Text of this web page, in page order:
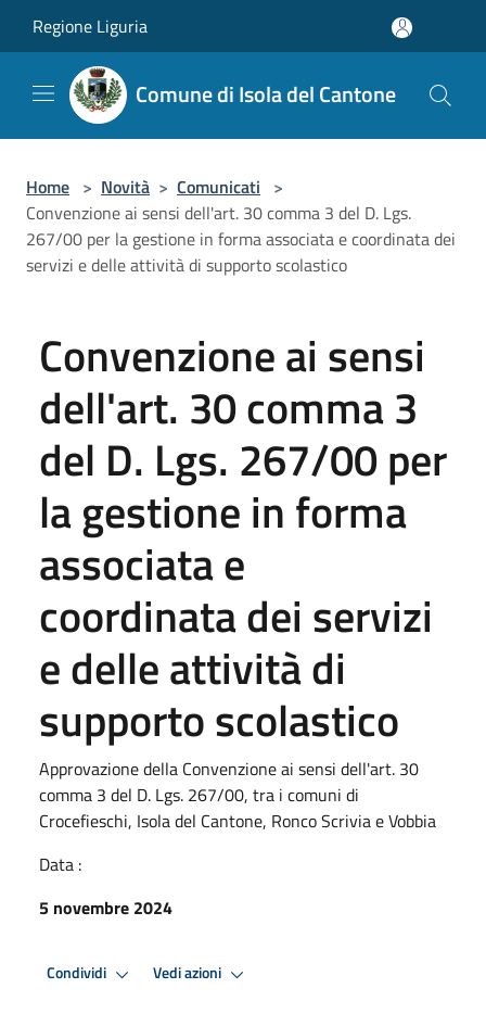
Regione Liguria
Comune di Isola del Cantone
Home > Novità > Comunicati >
Convenzione ai sensi dell'art. 30 comma 3 del D. Lgs.
267/00 per la gestione in forma associata e coordinata dei
servizi e delle attività di supporto scolastico
Convenzione ai sensi
dell'art. 30 comma 3
del D. Lgs. 267/00 per
la gestione in forma
associata e
coordinata dei servizi
e delle attività di
supporto scolastico
Approvazione della Convenzione ai sensi dell'art. 30
comma 3 del D. Lgs. 267/00, tra i comuni di
Crocefieschi, Isola del Cantone, Ronco Scrivia e Vobbia
Data :
5 novembre 2024
Condividi Vedi azioni